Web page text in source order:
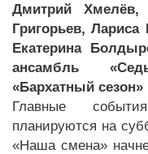
Дмитрий Хмелёв,
Григорьев,
Екатерина
ансамбль
«Бархатный сезон»
Главные
планируются на
«Наша смена»